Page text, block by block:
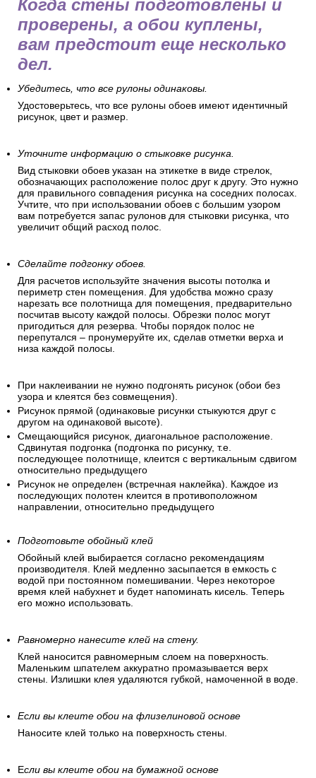
Когда стены подготовлены и
проверены, а обои куплены,
вам предстоит еще несколько
дел.
Убедитесь, что все рулоны одинаковы.
Удостоверьтесь, что все рулоны обоев имеют идентичный
рисунок, цвет и размер.
Уточните информацию о стыковке рисунка.
Вид стыковки обоев указан на этикетке в виде стрелок,
обозначающих расположение полос друг к другу. Это нужно
для правильного совпадения рисунка на соседних полосах.
Учтите, что при использовании обоев с большим узором
вам потребуется запас рулонов для стыковки рисунка, что
увеличит общий расход полос.
Сделайте подгонку обоев.
Для расчетов используйте значения высоты потолка и
периметр стен помещения. Для удобства можно сразу
нарезать все полотнища для помещения, предварительно
посчитав высоту каждой полосы. Обрезки полос могут
пригодиться для резерва. Чтобы порядок полос не
перепутался – пронумеруйте их, сделав отметки верха и
низа каждой полосы.
При наклеивании не нужно подгонять рисунок (обои без
узора и клеятся без совмещения).
Рисунок прямой (одинаковые рисунки стыкуются друг с
другом на одинаковой высоте).
Смещающийся рисунок, диагональное расположение.
Сдвинутая подгонка (подгонка по рисунку, т.е.
последующее полотнище, клеится с вертикальным сдвигом
относительно предыдущего
Рисунок не определен (встречная наклейка). Каждое из
последующих полотен клеится в противоположном
направлении, относительно предыдущего
Подготовьте обойный клей
Обойный клей выбирается согласно рекомендациям
производителя. Клей медленно засыпается в емкость с
водой при постоянном помешивании. Через некоторое
время клей набухнет и будет напоминать кисель. Теперь
его можно использовать.
Равномерно нанесите клей на стену.
Клей наносится равномерным слоем на поверхность.
Маленьким шпателем аккуратно промазывается верх
стены. Излишки клея удаляются губкой, намоченной в воде.
Если вы клеите обои на флизелиновой основе
Наносите клей только на поверхность стены.
Если вы клеите обои на бумажной основе